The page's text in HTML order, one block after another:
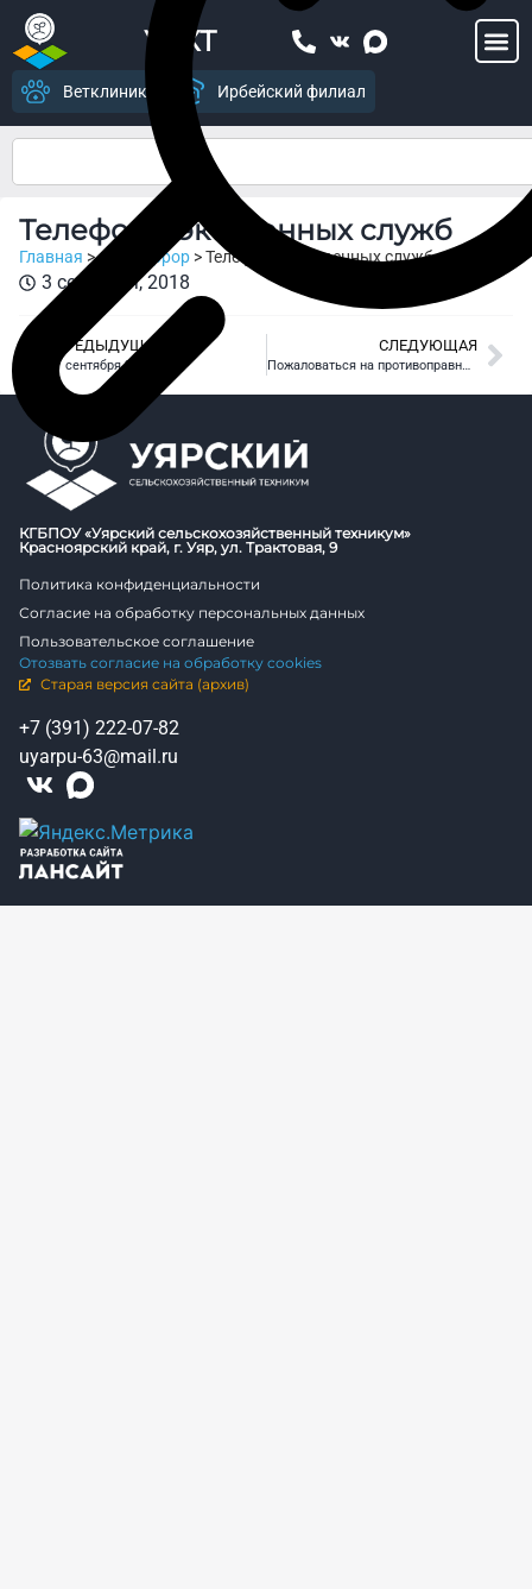
УСХТ
Ветклиника Ирбейский филиал
Телефоны экстренных служб
Главная >Антитеррор >Телефоны экстренных служб
3 сентября, 2018
ПРЕДЫДУЩАЯ
1 сентября 2018г.
СЛЕДУЮЩАЯ
Пожаловаться на противоправный контент
КГБПОУ «Уярский сельскохозяйственный техникум»
Красноярский край, г. Уяр, ул. Трактовая, 9
Политика конфиденциальности
Согласие на обработку персональных данных
Пользовательское соглашение
Отозвать согласие на обработку cookies
Старая версия сайта (архив)
+7 (391) 222-07-82
uyarpu-63@mail.ru